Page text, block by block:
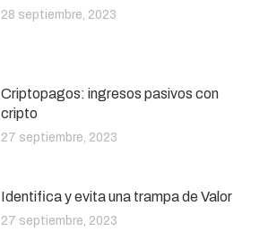
28 septiembre, 2023
Criptopagos: ingresos pasivos con
cripto
27 septiembre, 2023
Identifica y evita una trampa de Valor
27 septiembre, 2023